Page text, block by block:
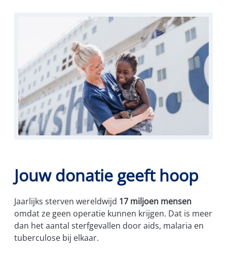
Jouw donatie geeft hoop
Jaarlijks sterven wereldwijd 17 miljoen mensen
omdat ze geen operatie kunnen krijgen. Dat is meer
dan het aantal sterfgevallen door aids, malaria en
tuberculose bij elkaar.